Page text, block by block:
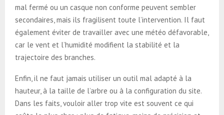
mal fermé ou un casque non conforme peuvent sembler
secondaires, mais ils fragilisent toute l’intervention. Il faut
également éviter de travailler avec une météo défavorable,
car le vent et l’humidité modifient la stabilité et la
trajectoire des branches.
Enfin, il ne faut jamais utiliser un outil mal adapté à la
hauteur, à la taille de l’arbre ou à la configuration du site.
Dans les faits, vouloir aller trop vite est souvent ce qui